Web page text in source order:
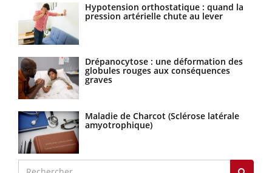
Hypotension orthostatique : quand la
pression artérielle chute au lever
Drépanocytose : une déformation des
globules rouges aux conséquences
graves
Maladie de Charcot (Sclérose latérale
amyotrophique)